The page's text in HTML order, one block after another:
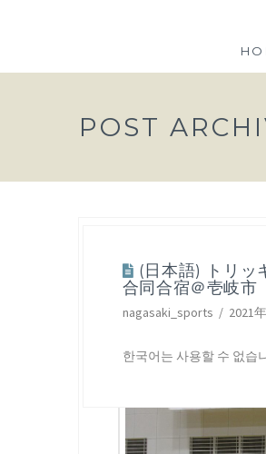
POST
(日本語) 日本バ
ム（U19）強化合
nagasaki_sports 2021
(日本語) トリッ
合同合宿＠壱岐市
nagasaki_sports 2021
한국어는 사용할 수 없습